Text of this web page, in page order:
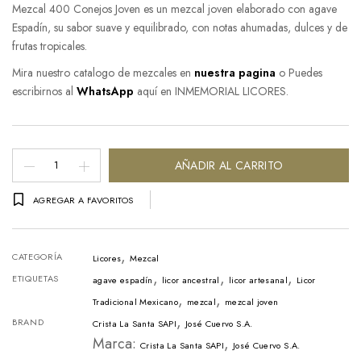
Mezcal 400 Conejos Joven es un mezcal joven elaborado con agave
Espadín, su sabor suave y equilibrado, con notas ahumadas, dulces y de
frutas tropicales.
Mira nuestro catalogo de mezcales en nuestra pagina o Puedes
escribirnos al WhatsApp aquí en INMEMORIAL LICORES.
Mezcal
400
Conejos
Joven
Botella
-
cantidad
AÑADIR AL CARRITO
AGREGAR A FAVORITOS
CATEGORÍA Licores,Mezcal
ETIQUETAS
agave espadín, licor ancestral, licor artesanal, Licor
Tradicional Mexicano, mezcal, mezcal joven
BRAND
Crista La Santa SAPI, José Cuervo S.A.
Marca: Crista La Santa SAPI, José Cuervo S.A.